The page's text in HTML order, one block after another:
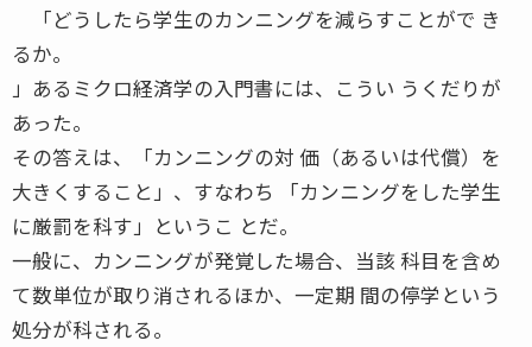
「どうしたら学生のカンニングを減らすことがで き
るか。
」あるミクロ経済学の入門書には、こうい うくだりが
あった。
その答えは、「カンニングの対 価（あるいは代償）を
大きくすること」、すなわち 「カンニングをした学生
に厳罰を科す」というこ とだ。
一般に、カンニングが発覚した場合、当該 科目を含め
て数単位が取り消されるほか、一定期 間の停学という
処分が科される。